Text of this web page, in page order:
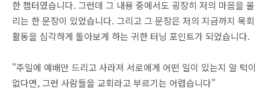
한 챕터였습니다. 그런데 그 내용 중에서도 굉장히 저의 마음을 울
리는 한 문장이 있었습니다. 그리고 그 문장은 저의 지금까지 목회
활동을 심각하게 돌아보게 하는 귀한 터닝 포인트가 되었습니다.
"주일에 예배만 드리고 사라져 서로에게 어떤 일이 있는지 알 턱이
없다면, 그런 사람들을 교회라고 부르기는 어렵습니다"